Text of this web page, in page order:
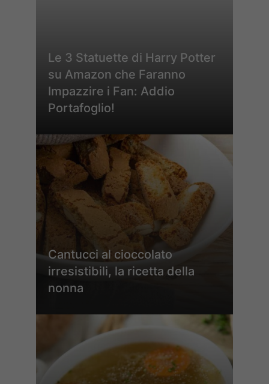
Le 3 Statuette di Harry Potter
su Amazon che Faranno
Impazzire i Fan: Addio
Portafoglio!
Cantucci al cioccolato
irresistibili, la ricetta della
nonna